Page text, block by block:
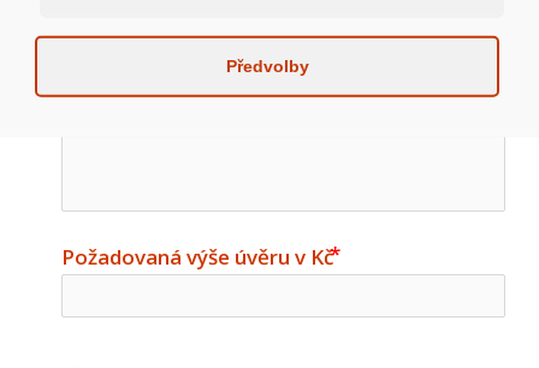
email
Adresa Nemovitosti
Požadovaná výše úvěru v Kč
Předvolby